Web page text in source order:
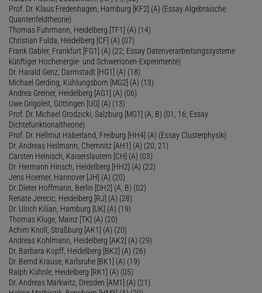
Prof. Dr. Klaus Fredenhagen, Hamburg [KF2] (A) (Essay Algebraische
Quantenfeldtheorie)
Thomas Fuhrmann, Heidelberg [TF1] (A) (14)
Christian Fulda, Heidelberg [CF] (A) (07)
Frank Gabler, Frankfurt [FG1] (A) (22; Essay Datenverarbeitungssysteme
künftiger Hochenergie- und Schwerionen-Experimente)
Dr. Harald Genz, Darmstadt [HG1] (A) (18)
Michael Gerding, Kühlungsborn [MG2] (A) (13)
Andrea Greiner, Heidelberg [AG1] (A) (06)
Uwe Grigoleit, Göttingen [UG] (A) (13)
Prof. Dr. Michael Grodzicki, Salzburg [MG1] (A, B) (01, 16; Essay
Dichtefunktionaltheorie)
Prof. Dr. Hellmut Haberland, Freiburg [HH4] (A) (Essay Clusterphysik)
Dr. Andreas Heilmann, Chemnitz [AH1] (A) (20, 21)
Carsten Heinisch, Kaiserslautern [CH] (A) (03)
Dr. Hermann Hinsch, Heidelberg [HH2] (A) (22)
Jens Hoerner, Hannover [JH] (A) (20)
Dr. Dieter Hoffmann, Berlin [DH2] (A, B) (02)
Renate Jerecic, Heidelberg [RJ] (A) (28)
Dr. Ulrich Kilian, Hamburg [UK] (A) (19)
Thomas Kluge, Mainz [TK] (A) (20)
Achim Knoll, Straßburg [AK1] (A) (20)
Andreas Kohlmann, Heidelberg [AK2] (A) (29)
Dr. Barbara Kopff, Heidelberg [BK2] (A) (26)
Dr. Bernd Krause, Karlsruhe [BK1] (A) (19)
Ralph Kühnle, Heidelberg [RK1] (A) (05)
Dr. Andreas Markwitz, Dresden [AM1] (A) (21)